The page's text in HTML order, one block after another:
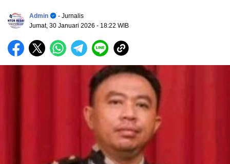
Admin
- Jurnalis
Jumat, 30 Januari 2026 - 18:22 WIB